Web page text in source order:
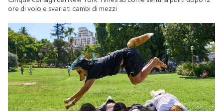
ore di volo e svariati cambi di mezzi